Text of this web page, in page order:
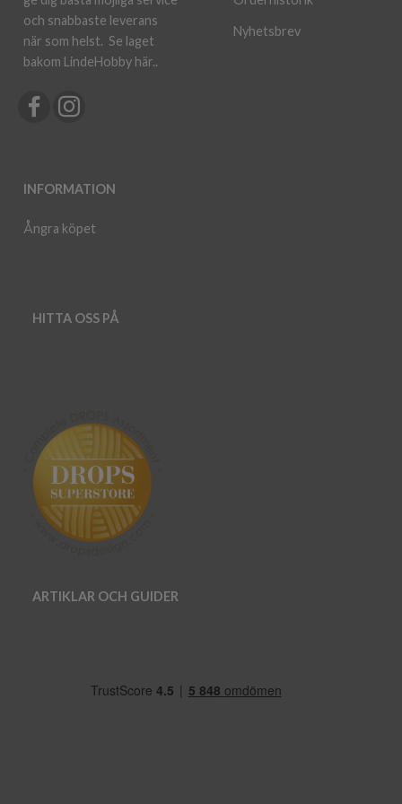
och snabbaste leverans
när som helst. Se laget
bakom LindeHobby här..
INFORMATION
Ångra köpet
Nyhetsbrev
HITTA OSS PÅ
ARTIKLAR OCH GUIDER